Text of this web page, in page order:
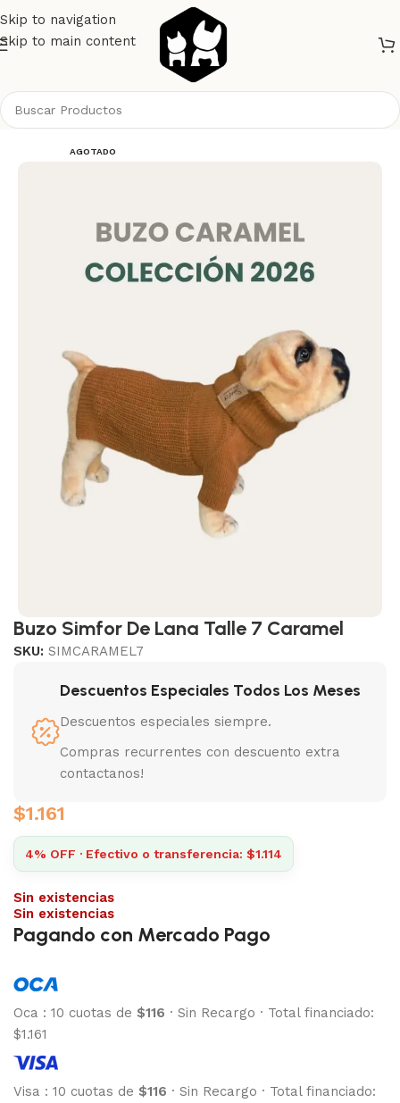
Skip to navigation
Skip to main content
AGOTADO
Buzo Simfor De Lana Talle 7 Caramel
SKU: SIMCARAMEL7
Descuentos Especiales Todos Los Meses
Descuentos especiales siempre.
Compras recurrentes con descuento extra
contactanos!
$1.161
4% OFF · Efectivo o transferencia: $1.114
Sin existencias
Sin existencias
Pagando con Mercado Pago
Oca : 10 cuotas de $116 · Sin Recargo · Total financiado:
$1.161
Visa : 10 cuotas de $116 · Sin Recargo · Total financiado: